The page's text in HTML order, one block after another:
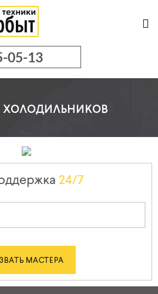
05-13
холодильников
24/7